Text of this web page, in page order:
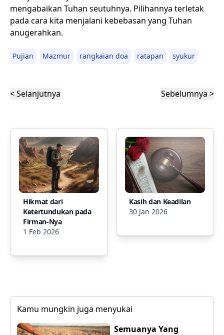
mengabaikan Tuhan seutuhnya. Pilihannya terletak
pada cara kita menjalani kebebasan yang Tuhan
anugerahkan.
Pujian Mazmur rangkaian doa ratapan syukur
< Selanjutnya Sebelumnya >
Hikmat dari
Ketertundukan pada
Firman-Nya
1 Feb 2026
Kasih dan Keadilan
30 Jan 2026
Kamu mungkin juga menyukai
Semuanya Yang